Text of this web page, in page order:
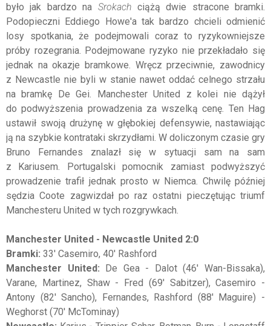
było jak bardzo na Srokach ciążą dwie stracone bramki.
Podopieczni Eddiego Howe'a tak bardzo chcieli odmienić
losy spotkania, że podejmowali coraz to ryzykowniejsze
próby rozegrania. Podejmowane ryzyko nie przekładało się
jednak na okazje bramkowe. Wręcz przeciwnie, zawodnicy
z Newcastle nie byli w stanie nawet oddać celnego strzału
na bramkę De Gei. Manchester United z kolei nie dążył
do podwyższenia prowadzenia za wszelką cenę. Ten Hag
ustawił swoją drużynę w głębokiej defensywie, nastawiając
ją na szybkie kontrataki skrzydłami. W doliczonym czasie gry
Bruno Fernandes znalazł się w sytuacji sam na sam
z Kariusem. Portugalski pomocnik zamiast podwyższyć
prowadzenie trafił jednak prosto w Niemca. Chwilę później
sędzia Coote zagwizdał po raz ostatni pieczętując triumf
Manchesteru United w tych rozgrywkach.
Manchester United - Newcastle United 2:0
Bramki: 33' Casemiro, 40' Rashford
Manchester United: De Gea - Dalot (46' Wan-Bissaka),
Varane, Martinez, Shaw - Fred (69' Sabitzer), Casemiro -
Antony (82' Sancho), Fernandes, Rashford (88' Maguire) -
Weghorst (70' McTominay)